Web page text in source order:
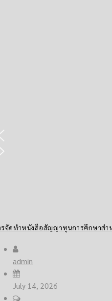
รจัดทำหนังสือสัญญาทุนการศึกษาสำ
admin
July 14, 2026